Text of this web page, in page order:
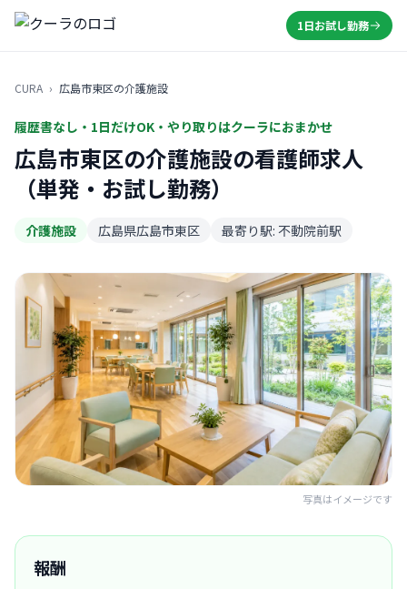
1日お試し勤務
CURA › 広島市東区の介護施設
履歴書なし・1日だけOK・やり取りはクーラにおまかせ
広島市東区の介護施設の看護師求人
（単発・お試し勤務）
介護施設 広島県広島市東区 最寄り駅: 不動院前駅
写真はイメージです
報酬